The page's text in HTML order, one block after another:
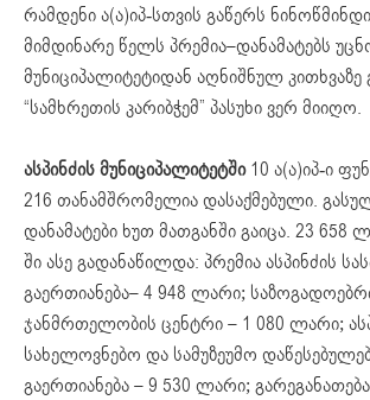
რამდენი ა(ა)იპ-სთვის გაწერს
მიმდინარე წელს პრემია–დანამატებს
მუნიციპალიტეტიდან აღნიშნულ კითხვაზე
“სამხრეთის კარიბჭემ” პასუხი ვერ მიიღო.
ასპინძის მუნიციპალიტეტში10 ა(ა)იპ-ი
216 თანამშრომელია დასაქმებული.
დანამატები ხუთ მათგანში გაიცა. 23 658
ში ასე გადანაწილდა: პრემია ასპინძის
გაერთიანება– 4 948 ლარი;
ჯანმრთელობის ცენტრი – 1 080 ლარი;
სახელოვნებო და სამუზეუმო
გაერთიანება – 9 530 ლარი;